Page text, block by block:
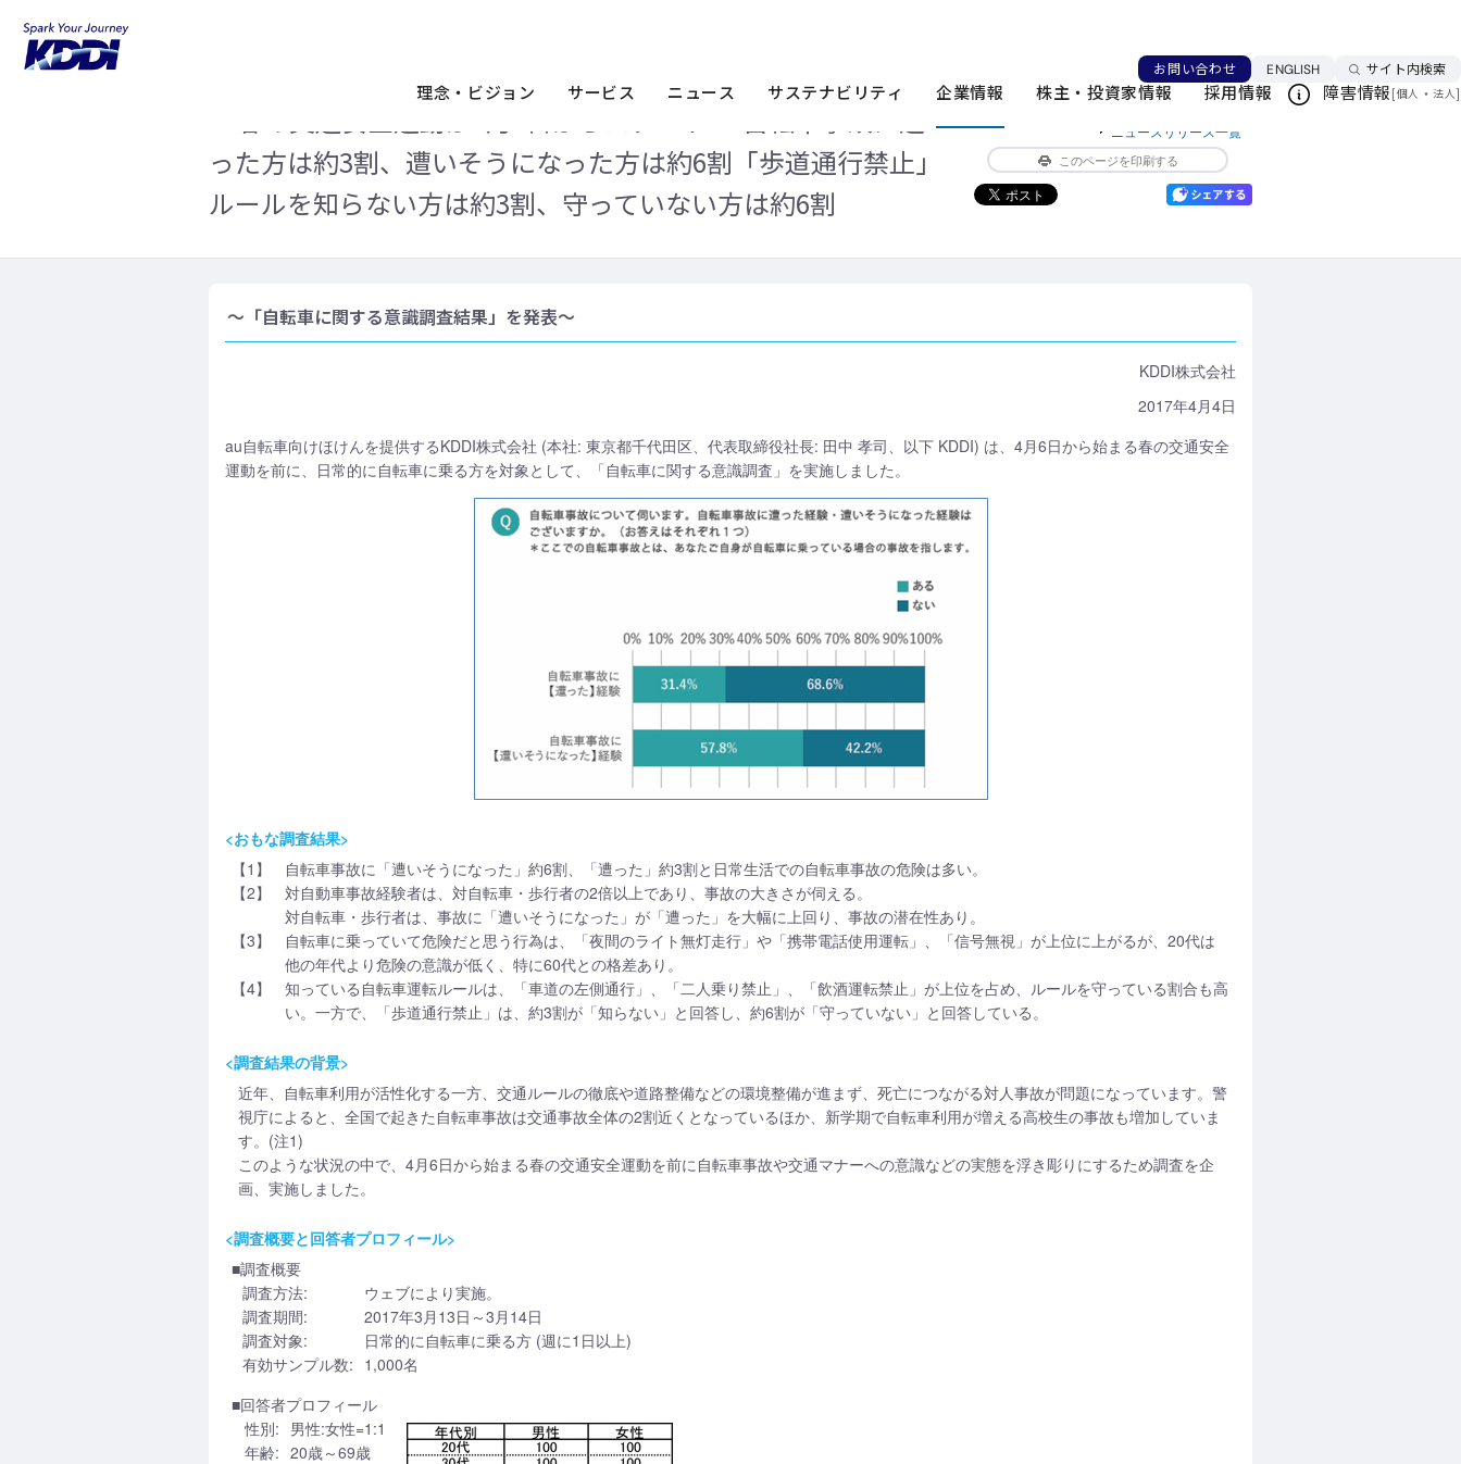
お問い合わせ ENGLISH言語を切り替える
サイト内検索
理念・ビジョン サービス ニュース サステナビリティ 企業情報 株主・投資家情報 採用情報 障害情報[個人 ・ 法人]
った方は約3割、遭いそうになった方は約6割「歩道通行禁止」
ルールを知らない方は約3割、守っていない方は約6割
ニュースリリース一覧
このページを印刷する
～「自転車に関する意識調査結果」を発表～
KDDI株式会社
2017年4月4日
au自転車向けほけんを提供するKDDI株式会社 (本社: 東京都千代田区、代表取締役社長: 田中 孝司、以下 KDDI) は、4月6日から始まる春の交通安全
運動を前に、日常的に自転車に乗る方を対象として、「自転車に関する意識調査」を実施しました。
<おもな調査結果>
【1】
自転車事故に「遭いそうになった」約6割、「遭った」約3割と日常生活での自転車事故の危険は多い。
【2】
対自動車事故経験者は、対自転車・歩行者の2倍以上であり、事故の大きさが伺える。
対自転車・歩行者は、事故に「遭いそうになった」が「遭った」を大幅に上回り、事故の潜在性あり。
【3】
自転車に乗っていて危険だと思う行為は、「夜間のライト無灯走行」や「携帯電話使用運転」、「信号無視」が上位に上がるが、20代は
他の年代より危険の意識が低く、特に60代との格差あり。
【4】
知っている自転車運転ルールは、「車道の左側通行」、「二人乗り禁止」、「飲酒運転禁止」が上位を占め、ルールを守っている割合も高
い。一方で、「歩道通行禁止」は、約3割が「知らない」と回答し、約6割が「守っていない」と回答している。
<調査結果の背景>
近年、自転車利用が活性化する一方、交通ルールの徹底や道路整備などの環境整備が進まず、死亡につながる対人事故が問題になっています。警
視庁によると、全国で起きた自転車事故は交通事故全体の2割近くとなっているほか、新学期で自転車利用が増える高校生の事故も増加していま
す。(注1)
このような状況の中で、4月6日から始まる春の交通安全運動を前に自転車事故や交通マナーへの意識などの実態を浮き彫りにするため調査を企
画、実施しました。
<調査概要と回答者プロフィール>
■調査概要
調査方法:
ウェブにより実施。
調査期間:
2017年3月13日～3月14日
調査対象:
日常的に自転車に乗る方 (週に1日以上)
有効サンプル数: 1,000名
■回答者プロフィール
性別: 男性:女性=1:1
年齢: 20歳～69歳